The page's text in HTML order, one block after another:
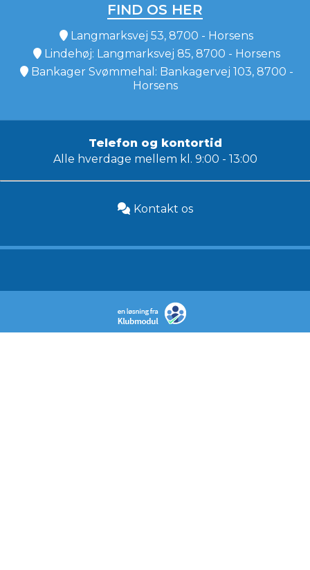
FIND OS HER
Langmarksvej 53, 8700 - Horsens
Lindehøj: Langmarksvej 85, 8700 - Horsens
Bankager Svømmehal: Bankagervej 103, 8700 -
Horsens
Telefon og kontortid
Alle hverdage mellem kl. 9:00 - 13:00
Kontakt os